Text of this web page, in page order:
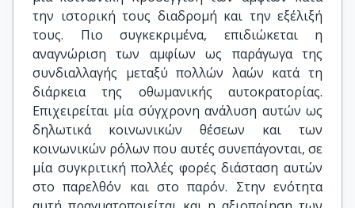
την ιστορική τους διαδρομή και την εξέλιξή
τους. Πιο συγκεκριμένα, επιδιώκεται η
αναγνώριση των αμφίων ως παράγωγα της
συνδιαλλαγής μεταξύ πολλών λαών κατά τη
διάρκεια της οθωμανικής αυτοκρατορίας.
Επιχειρείται μία σύγχρονη ανάλυση αυτών ως
δηλωτικά κοινωνικών θέσεων και των
κοινωνικών ρόλων που αυτές συνεπάγονται, σε
μία συγκριτική πολλές φορές διάσταση αυτών
στο παρελθόν και στο παρόν. Στην ενότητα